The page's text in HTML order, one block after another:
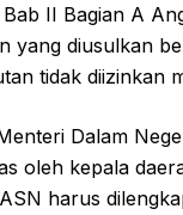
II Bagian A
yang diusulkan
tidak diizinkan
Dalam
oleh kepala
harus